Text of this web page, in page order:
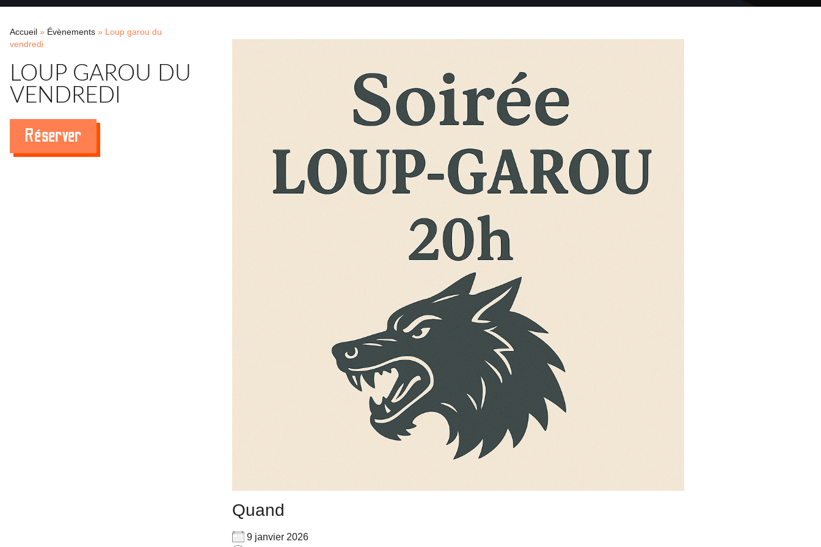
Accueil » Évènements » Loup garou du
vendredi
LOUP GAROU DU
VENDREDI
Réserver
Quand
9 janvier 2026